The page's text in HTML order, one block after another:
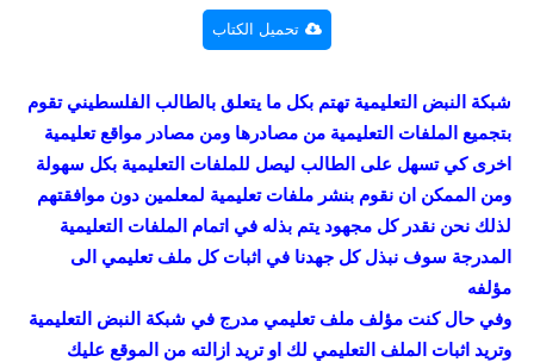
تحميل الكتاب
شبكة النبض التعليمية تهتم بكل ما يتعلق بالطالب الفلسطيني تقوم
بتجميع الملفات التعليمية من مصادرها ومن مصادر مواقع تعليمية
اخرى كي تسهل على الطالب ليصل للملفات التعليمية بكل سهولة
ومن الممكن ان نقوم بنشر ملفات تعليمية لمعلمين دون موافقتهم
لذلك نحن نقدر كل مجهود يتم بذله في اتمام الملفات التعليمية
المدرجة سوف نبذل كل جهدنا في اثبات كل ملف تعليمي الى
مؤلفه
وفي حال كنت مؤلف ملف تعليمي مدرج في شبكة النبض التعليمية
وتريد اثبات الملف التعليمي لك او تريد ازالته من الموقع عليك